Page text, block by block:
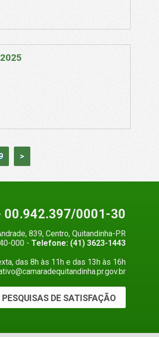
>
00.942.397/0001-30
839, Centro, Quitandinha-PR
000 - Telefone: (41) 3623-1443
das 8h às 11h e das 13h às 16h
PESQUISAS DE SATISFAÇÃO